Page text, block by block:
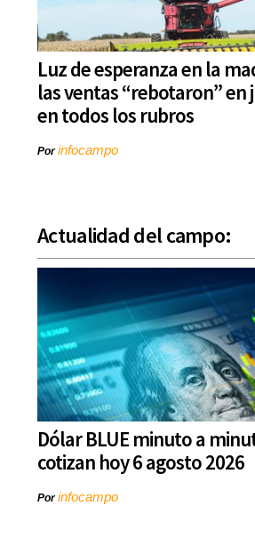
Luz de esperanza en la
las ventas “rebotaron” en
en todos los rubros
Porinfocampo
Actualidad del campo:
Dólar BLUE minuto a
cotizan hoy 6 agosto 2026
Porinfocampo